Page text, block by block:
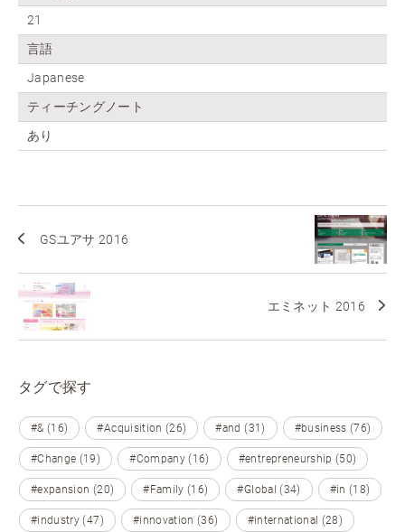
21
言語
Japanese
ティーチングノート
あり
GSユアサ 2016
エミネット 2016
タグで探す
#& (16) #Acquisition (26) #and (31) #business (76)
#Change (19) #Company (16) #entrepreneurship (50)
#expansion (20) #Family (16) #Global (34) #in (18)
#industry (47) #innovation (36) #international (28)